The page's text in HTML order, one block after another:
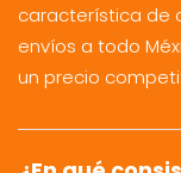
característica de
envíos a todo
un precio